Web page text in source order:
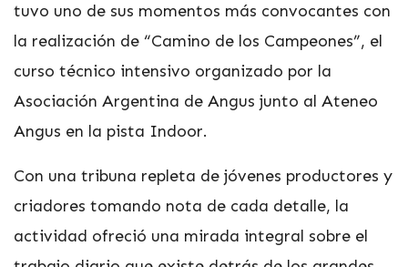
tuvo uno de sus momentos más convocantes con
la realización de “Camino de los Campeones”, el
curso técnico intensivo organizado por la
Asociación Argentina de Angus junto al Ateneo
Angus en la pista Indoor.
Con una tribuna repleta de jóvenes productores y
criadores tomando nota de cada detalle, la
actividad ofreció una mirada integral sobre el